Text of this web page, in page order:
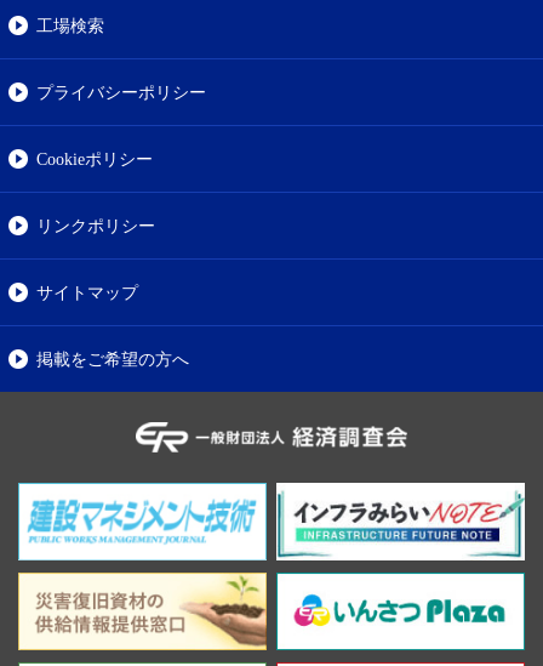
工場検索
プライバシーポリシー
Cookieポリシー
リンクポリシー
サイトマップ
掲載をご希望の方へ